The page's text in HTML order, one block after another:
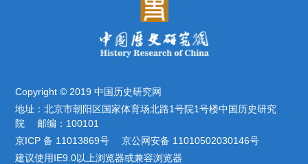
Copyright © 2019 中国历史研究网
地址：北京市朝阳区国家体育场北路1号院1号楼中国历史研究
院 邮编：100101
京ICP 备 11013869号 京公网安备 11010502030146号
建议使用IE9.0以上浏览器或兼容浏览器